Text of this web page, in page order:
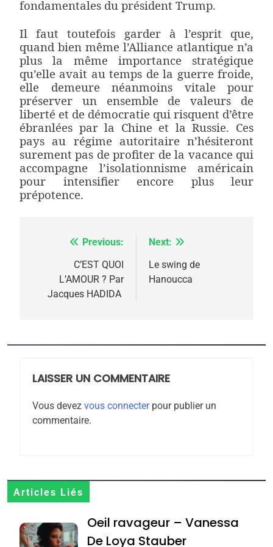
fondamentales du président Trump.
Il faut toutefois garder à l’esprit que,
quand bien même l’Alliance atlantique n’a
plus la même importance stratégique
qu’elle avait au temps de la guerre froide,
elle demeure néanmoins vitale pour
préserver un ensemble de valeurs de
liberté et de démocratie qui risquent d’être
ébranlées par la Chine et la Russie. Ces
pays au régime autoritaire n’hésiteront
surement pas de profiter de la vacance qui
accompagne l’isolationnisme américain
pour intensifier encore plus leur
prépotence.
Navigation
l’article
Previous:
C’EST QUOI
L’AMOUR ? Par
Jacques HADIDA
Next:
Le swing de
Hanoucca
LAISSER UN COMMENTAIRE
Vous devez vous connecterpour publier un
commentaire.
Articles Liés
Oeil ravageur – Vanessa
De Loya Stauber
2025, l’année la plus
meurtrière selon le
rapport d’ADL contre
FRANCE
FIÈRE, DIGNE ET RÉSILIENTE :
MA JUDAÏTE par Thérèse
ISRAÉL JUDAISME
7
8
Tafraout, le miel de Tadla
Azilal consacrés produits
DAFINA MAROC